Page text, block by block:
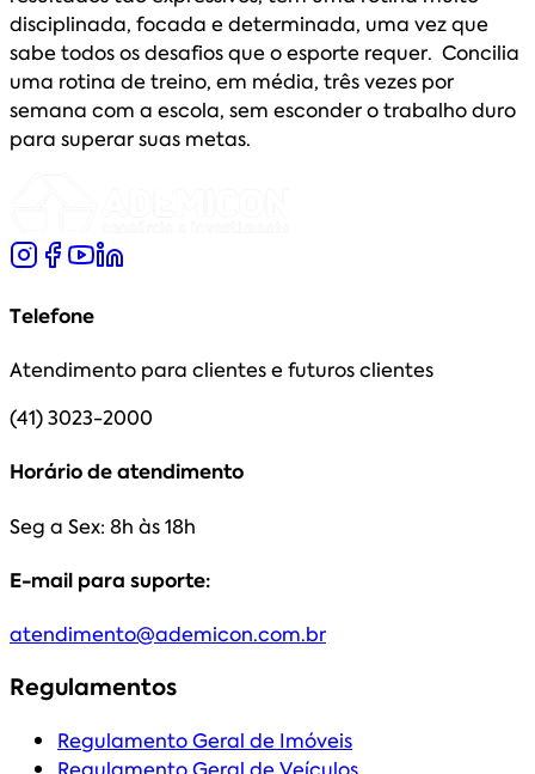
disciplinada, focada e determinada, uma vez que
sabe todos os desafios que o esporte requer. Concilia
uma rotina de treino, em média, três vezes por
semana com a escola, sem esconder o trabalho duro
para superar suas metas.
Telefone
Atendimento para clientes e futuros clientes
(41) 3023-2000
Horário de atendimento
Seg a Sex: 8h às 18h
E-mail para suporte:
atendimento@ademicon.com.br
Regulamentos
Regulamento Geral de Imóveis